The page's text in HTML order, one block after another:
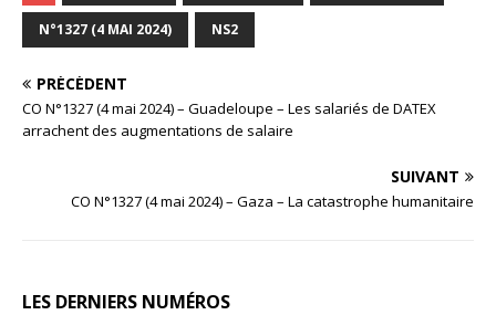
N°1327 (4 MAI 2024) NS2
PRÉCÉDENT
CO N°1327 (4 mai 2024) – Guadeloupe – Les salariés de DATEX
arrachent des augmentations de salaire
SUIVANT
CO N°1327 (4 mai 2024) – Gaza – La catastrophe humanitaire
LES DERNIERS NUMÉROS